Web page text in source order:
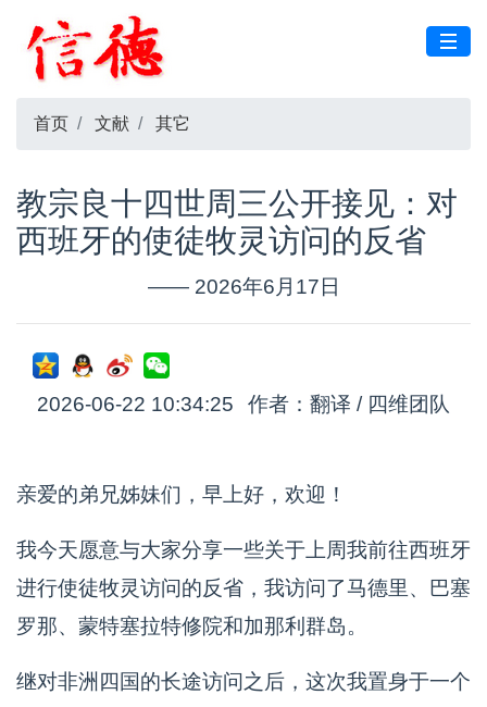
首页 文献 其它
教宗良十四世周三公开接见：​对
西班牙的使徒牧灵访问的反省
—— 2026年6月17日
2026-06-22 10:34:25 作者：翻译 / 四维团队
亲爱的弟兄姊妹们，早上好，欢迎！
我今天愿意与大家分享一些关于上周我前往西班牙
进行使徒牧灵访问的反省，我访问了马德里、巴塞
罗那、蒙特塞拉特修院和加那利群岛。
继对非洲四国的长途访问之后，这次我置身于一个